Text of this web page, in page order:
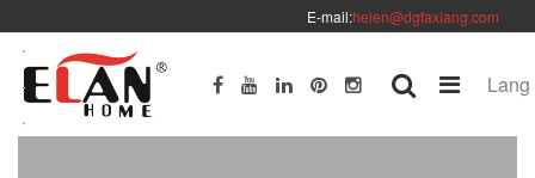
E-mail:helen@dgfaxiang.com
Lang